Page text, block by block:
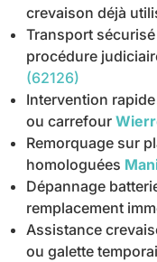
crevaison déjà
Transport
procédure
(62126)
Intervention
ou carrefour
Remorquage sur
homologuées
Dépannage
remplacement
Assistance
ou galette